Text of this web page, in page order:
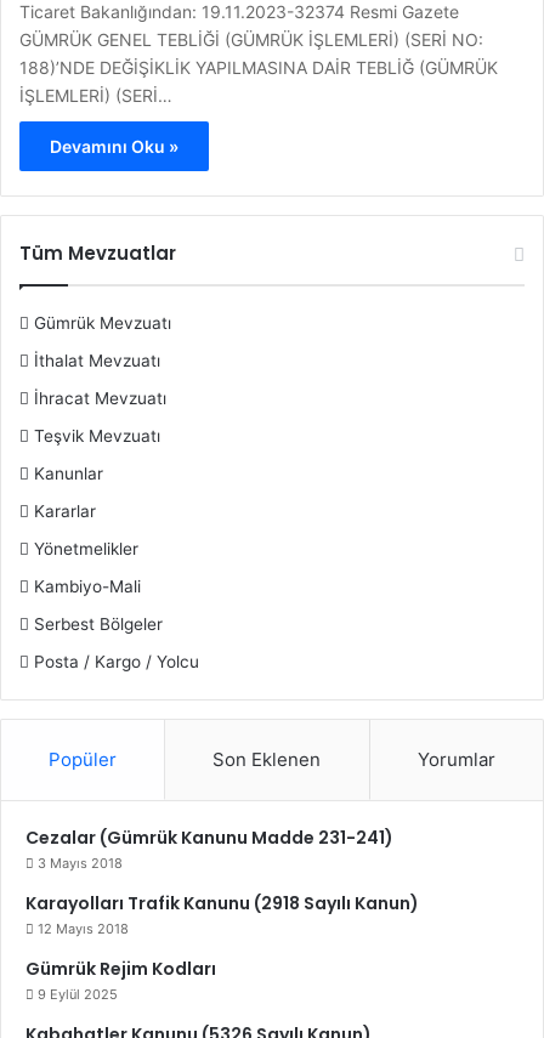
Ticaret Bakanlığından: 19.11.2023-32374 Resmi Gazete
GÜMRÜK GENEL TEBLİĞİ (GÜMRÜK İŞLEMLERİ) (SERİ NO:
188)’NDE DEĞİŞİKLİK YAPILMASINA DAİR TEBLİĞ (GÜMRÜK
İŞLEMLERİ) (SERİ…
Devamını Oku »
Tüm Mevzuatlar
Gümrük Mevzuatı
İthalat Mevzuatı
İhracat Mevzuatı
Teşvik Mevzuatı
Kanunlar
Kararlar
Yönetmelikler
Kambiyo-Mali
Serbest Bölgeler
Posta / Kargo / Yolcu
Popüler Son Eklenen Yorumlar
Cezalar (Gümrük Kanunu Madde 231-241)
3 Mayıs 2018
Karayolları Trafik Kanunu (2918 Sayılı Kanun)
12 Mayıs 2018
Gümrük Rejim Kodları
9 Eylül 2025